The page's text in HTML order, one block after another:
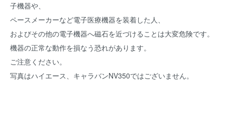
子機器や、
ペースメーカーなど電子医療機器を装着した人、
およびその他の電子機器へ磁石を近づけることは大変危険です。
機器の正常な動作を損なう恐れがあります。
ご注意ください。
写真はハイエース、キャラバンNV350ではございません。